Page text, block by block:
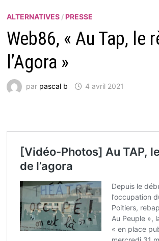
ALTERNATIVES/ PRESSE
Web86, « Au Tap, le
l’Agora »
par pascal b 4 avril 2021